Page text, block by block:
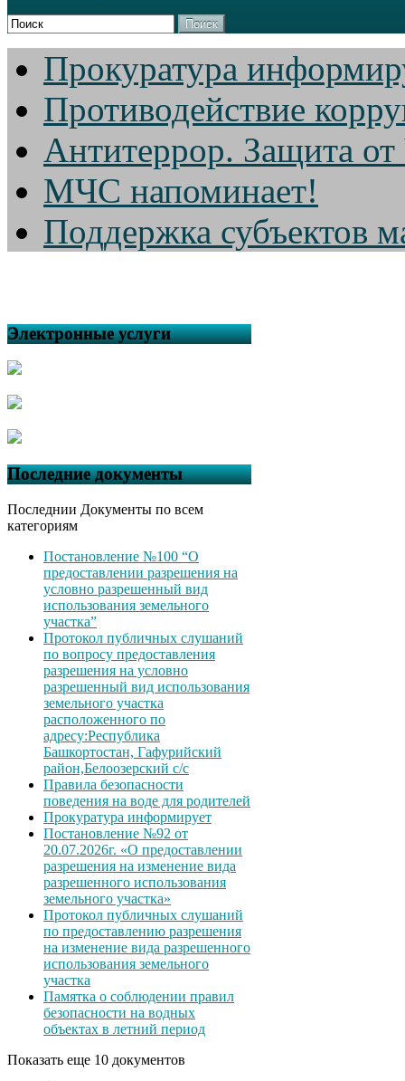
Поиск
Прокуратура
Противодействие
Антитеррор. Защита
МЧС напоминает!
Поддержка субъектов
Электронные услуги
Последние документы
Последнии Документы по всем
категориям
Постановление №100 “О
предоставлении разрешения на
условно разрешенный вид
использования земельного
участка”
Протокол публичных слушаний
по вопросу предоставления
разрешения на условно
разрешенный вид использования
земельного участка
расположенного по
адресу:Республика
Башкортостан, Гафурийский
район,Белоозерский с/с
Правила безопасности
поведения на воде для родителей
Прокуратура информирует
Постановление №92 от
20.07.2026г. «О предоставлении
разрешения на изменение вида
разрешенного использования
земельного участка»
Протокол публичных слушаний
по предоставлению разрешения
на изменение вида разрешенного
использования земельного
участка
Памятка о соблюдении правил
безопасности на водных
объектах в летний период
Показать еще 10 документов